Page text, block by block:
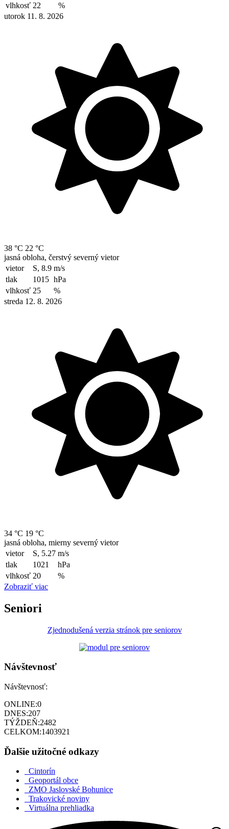
vlhkosť 22
%
utorok 11. 8. 2026
38 °C 22 °C
jasná obloha, čerstvý severný vietor
vietor
S, 8.9 m/s
tlak
1015 hPa
vlhkosť 25
%
streda 12. 8. 2026
34 °C 19 °C
jasná obloha, mierny severný vietor
vietor
S, 5.27 m/s
tlak
1021
hPa
vlhkosť 20
%
Zobraziť viac
Seniori
Zjednodušená verzia stránok pre seniorov
Návštevnosť
Návštevnosť:
ONLINE:0
DNES:207
TÝŽDEŇ:2482
CELKOM:1403921
Ďalšie užitočné odkazy
Cintorín
Geoportál obce
ZMO Jaslovské Bohunice
Trakovické noviny
Virtuálna prehliadka